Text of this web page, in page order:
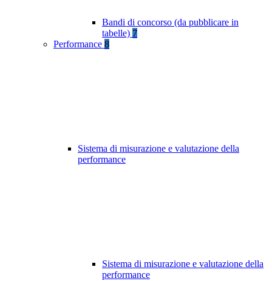
Bandi di concorso (da pubblicare in
tabelle) 7
Performance 8
Sistema di misurazione e valutazione della
performance
Sistema di misurazione e valutazione della
performance